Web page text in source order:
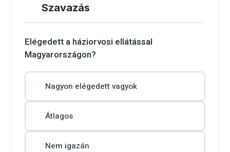
Szavazás
Elégedett a háziorvosi ellátással
Magyarországon?
Nagyon elégedett vagyok
Átlagos
Nem igazán